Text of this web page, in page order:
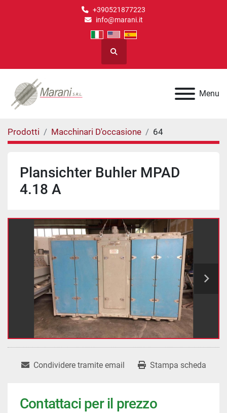
+390521877223
info@marani.it
Cerca
Menu
Prodotti Macchinari D'occasione 64
Plansichter Buhler MPAD
4.18 A
Condividere tramite email Stampa scheda
Contattaci per il prezzo